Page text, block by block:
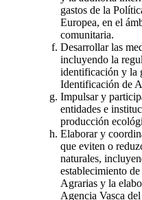
gastos de la
Europea, en el
comunitaria.
Desarrollar las
incluyendo la
identificación y la
Identificación de
Impulsar y
entidades e
producción
Elaborar y
que eviten o
naturales,
establecimiento
Agrarias y la
Agencia Vasca